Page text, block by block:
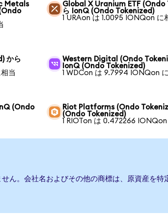
Metals
Global X Uranium ETF (Ondo
ら IonQ (Ondo Tokenized)
1 URAon は 1.0095 IONQon に
から
当
Western Digital (Ondo
IonQ (Ondo Tokenized)
1 WDCon は 9.7994 IONQon
(Ondo
Riot Platforms (Ondo
(Ondo Tokenized)
1 RIOTon は 0.472266 IONQon
ん。会社名およびその他の商標は、原資産を特